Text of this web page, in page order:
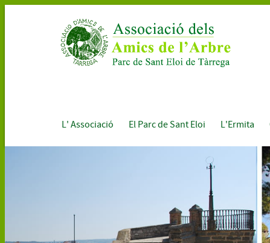
L' Associació El Parc de Sant Eloi L'Ermita